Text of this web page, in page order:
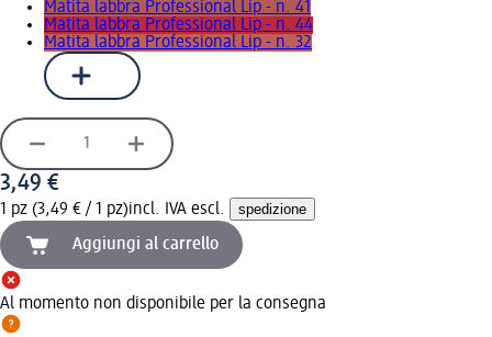
Matita labbra Professional Lip - n. 41
Matita labbra Professional Lip - n. 44
Matita labbra Professional Lip - n. 32
3,49 €
1 pz (3,49 € / 1 pz)incl. IVA escl. spedizione
Aggiungi al carrello
Al momento non disponibile per la consegna